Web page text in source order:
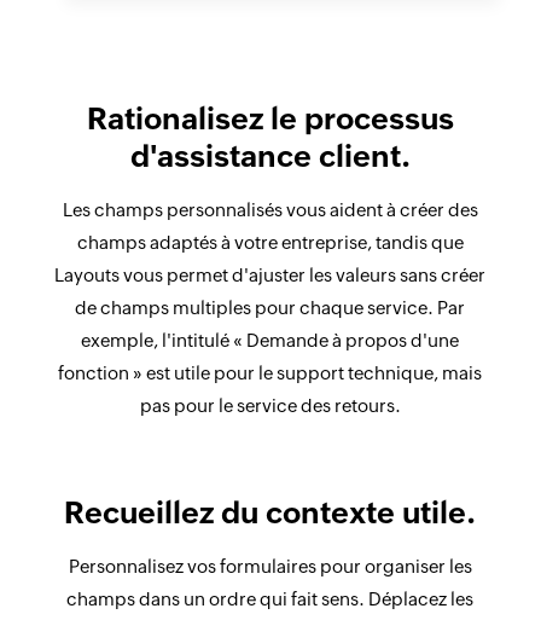
Rationalisez le processus
d'assistance client.
Les champs personnalisés vous aident à créer des
champs adaptés à votre entreprise, tandis que
Layouts vous permet d'ajuster les valeurs sans créer
de champs multiples pour chaque service. Par
exemple, l'intitulé « Demande à propos d'une
fonction » est utile pour le support technique, mais
pas pour le service des retours.
Recueillez du contexte utile.
Personnalisez vos formulaires pour organiser les
champs dans un ordre qui fait sens. Déplacez les